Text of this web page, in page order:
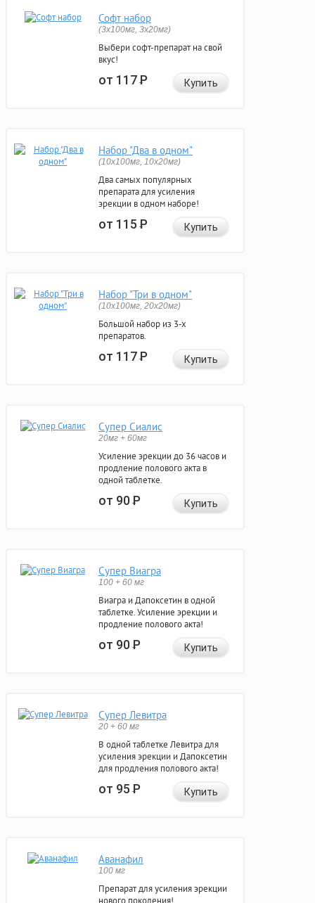
Софт набор
(3x100мг, 3x20мг)
Выбери софт-препарат на свой
вкус!
от 117Р Купить
Набор "Два в одном"
(10x100мг, 10x20мг)
Два самых популярных
препарата для усиления
эрекции в одном наборе!
от 115Р Купить
Набор "Три в одном"
(10x100мг, 20x20мг)
Большой набор из 3-х
препаратов.
от 117Р Купить
Супер Сиалис
20мг + 60мг
Усиление эрекции до 36 часов и
продление полового акта в
одной таблетке.
от 90Р Купить
Супер Виагра
100 + 60 мг
Виагра и Дапоксетин в одной
таблетке. Усиление эрекции и
продление полового акта!
от 90Р Купить
Супер Левитра
20 + 60 мг
В одной таблетке Левитра для
усиления эрекции и Дапоксетин
для продления полового акта!
от 95Р Купить
Аванафил
100 мг
Препарат для усиления эрекции